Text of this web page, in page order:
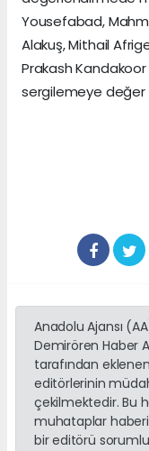
Yousefabad,
Alakuş, Mithail
Prakash
sergilemeye değer
Anadolu Ajansı
Demirören Haber
tarafından
editörlerinin
çekilmektedir. Bu
muhataplar
bir editörü